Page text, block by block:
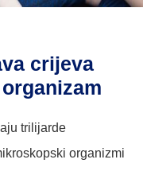
crijeva
trilijarde
organizmi